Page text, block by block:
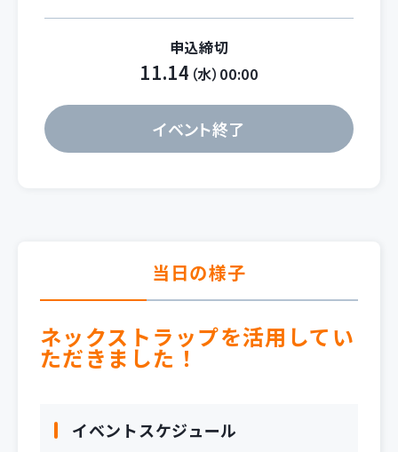
申込締切
11.14 （水）00:00
イベント終了
当日の様子
ネックストラップを活用してい
ただきました！
イベントスケジュール